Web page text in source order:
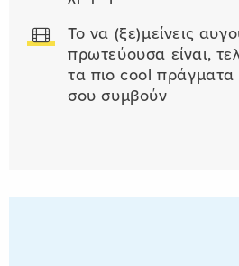
Το να (ξε)μείνεις
πρωτεύουσα είναι,
τα πιο cool
σου συμβούν